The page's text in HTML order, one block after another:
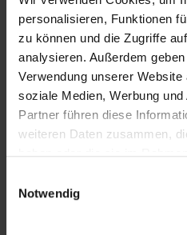
personalisieren, Funktionen
zu können und die Zugriffe
analysieren. Außerdem
Verwendung unserer
soziale Medien, Werbung
Partner führen diese
weiteren Daten zusammen,
haben oder die sie im
Notwendig
Galerietreff
Jeden Mittwoch v. 10:30 -
Der wöchentliche Galerietreff